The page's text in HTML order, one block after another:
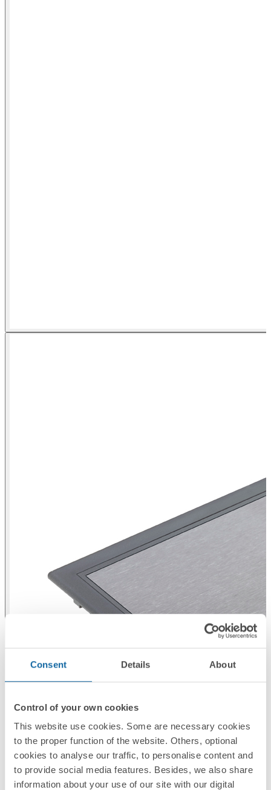
Consent Details About
Control of your own cookies
This website use cookies. Some are necessary cookies
to the proper function of the website. Others, optional
cookies to analyse our traffic, to personalise content and
to provide social media features. Besides, we also share
information about your use of our site with our digital